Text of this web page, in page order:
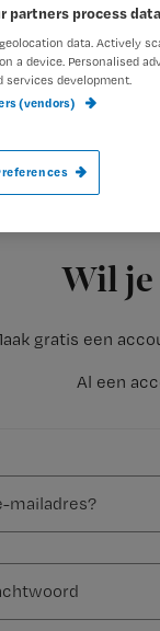
Wil
gratis een
Al een
Een gedekte
conclusie
partners process
data. Actively
a device. Personalised
services development.
(vendors)